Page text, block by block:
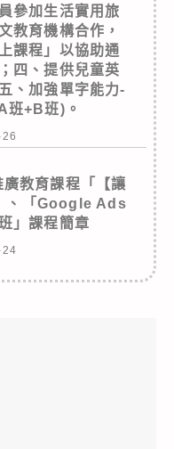
參加生活實用旅
教育機構合作，
課程」以協助通
四、提供兒童英
、加強單字能力-
班+B班)。
教育課程「【讓
、「Google Ads
」課程簡章